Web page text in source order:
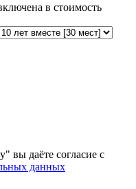
в стоимость
вы даёте согласие с
данных